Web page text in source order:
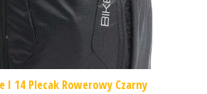
I 14 Plecak Rowerowy Czarny